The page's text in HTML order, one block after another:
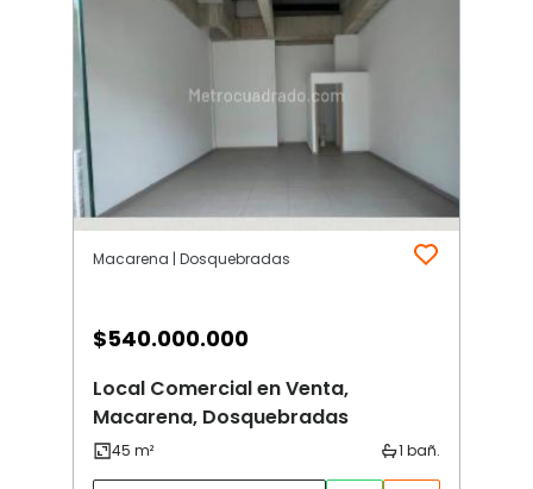
Macarena | Dosquebradas
$540.000.000
Local Comercial en Venta,
Macarena, Dosquebradas